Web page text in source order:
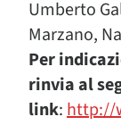
Umberto
Marzano,
Per
rinvia al
link:http://